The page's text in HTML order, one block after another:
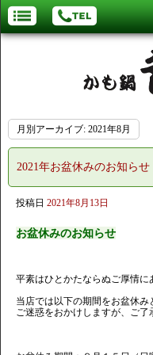
月別アーカイブ: 2021年8月
2021年お盆休みのお知らせ
投稿日 2021年8月13日
お盆休みのお知らせ
平素はひとかたならぬご厚情に
当店では以下の期間をお盆休み
ご迷惑をおかけしますが、ご了